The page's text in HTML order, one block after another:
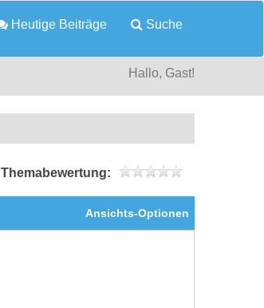
Heutige Beiträge Suche
Hallo, Gast!
Themabewertung:
Ansichts-Optionen